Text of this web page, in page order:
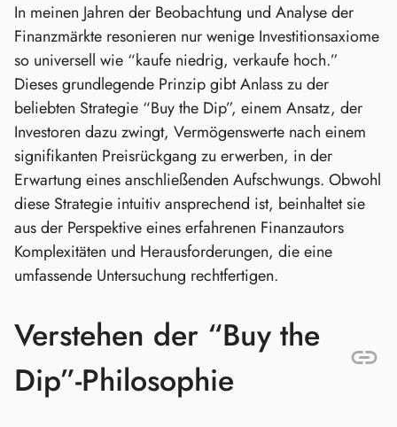
In meinen Jahren der Beobachtung und Analyse der
Finanzmärkte resonieren nur wenige Investitionsaxiome
so universell wie “kaufe niedrig, verkaufe hoch.”
Dieses grundlegende Prinzip gibt Anlass zu der
beliebten Strategie “Buy the Dip”, einem Ansatz, der
Investoren dazu zwingt, Vermögenswerte nach einem
signifikanten Preisrückgang zu erwerben, in der
Erwartung eines anschließenden Aufschwungs. Obwohl
diese Strategie intuitiv ansprechend ist, beinhaltet sie
aus der Perspektive eines erfahrenen Finanzautors
Komplexitäten und Herausforderungen, die eine
umfassende Untersuchung rechtfertigen.
Verstehen der “Buy the
Dip”-Philosophie